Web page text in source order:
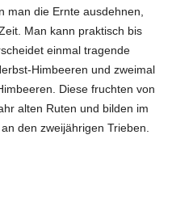
man die Ernte ausdehnen,
Man kann praktisch bis
einmal tragende
Himbeeren und zweimal
Diese fruchten von
alten Ruten und bilden im
den zweijährigen Trieben.